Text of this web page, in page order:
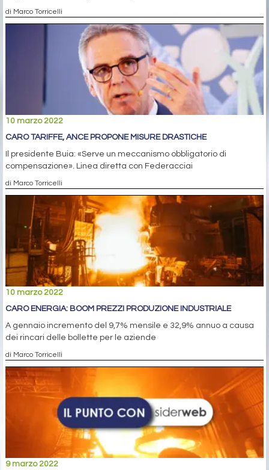
di Marco Torricelli
10 marzo 2022
CARO TARIFFE, ANCE PROPONE MISURE DRASTICHE
Il presidente Buia: «Serve un meccanismo obbligatorio di
compensazione». Linea diretta con Federacciai
di Marco Torricelli
10 marzo 2022
CARO ENERGIA: BOOM PREZZI PRODUZIONE INDUSTRIALE
A gennaio incremento del 9,7% mensile e 32,9% annuo a causa
dei rincari delle bollette per le aziende
di Marco Torricelli
9 marzo 2022